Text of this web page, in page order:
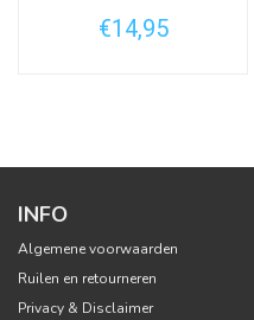
€14,95
INFO
Algemene voorwaarden
Ruilen en retourneren
Privacy & Disclaimer